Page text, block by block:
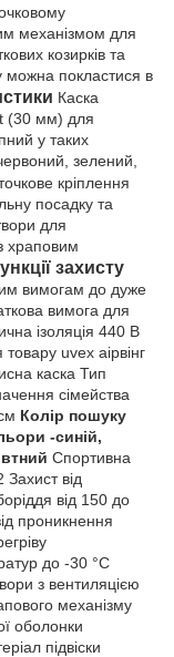
механізмом для
козирків та
можна покластися в
Каска
(30 мм) для
у таких
зелений,
кріплення
посадку та
для
храповим
захисту
вимогам до дуже
вимога для
ізоляція 440 В
uvex аірвінг
каска Тип
сімейства
Колір пошуку
-синій,
Спортивна
від
від 150 до
проникнення
до -30 °C
з вентиляцією
механізму
оболонки
підвіски